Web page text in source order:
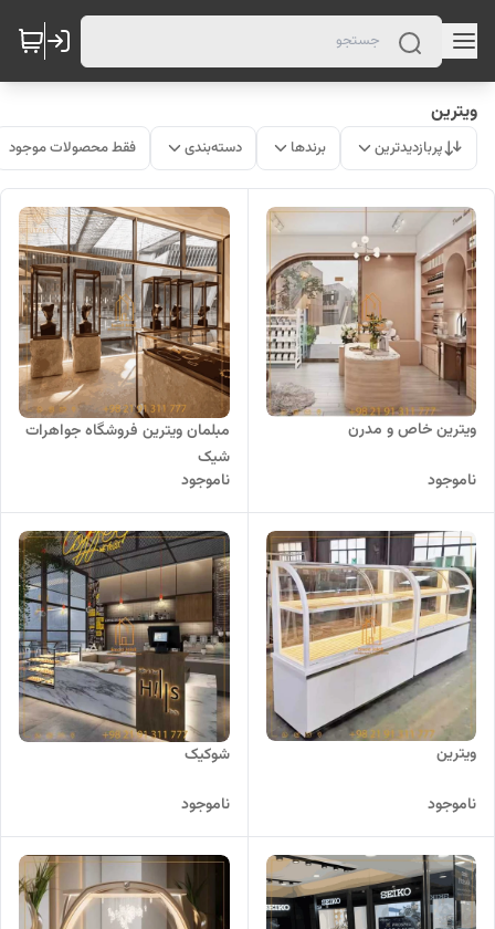
ویترین
پربازدیدترین برندها دسته‌بندی فقط محصولات موجود
ویترین خاص و مدرن
ناموجود
مبلمان ویترین فروشگاه جواهرات
شیک
ناموجود
ویترین
ناموجود
شوکیک
ناموجود